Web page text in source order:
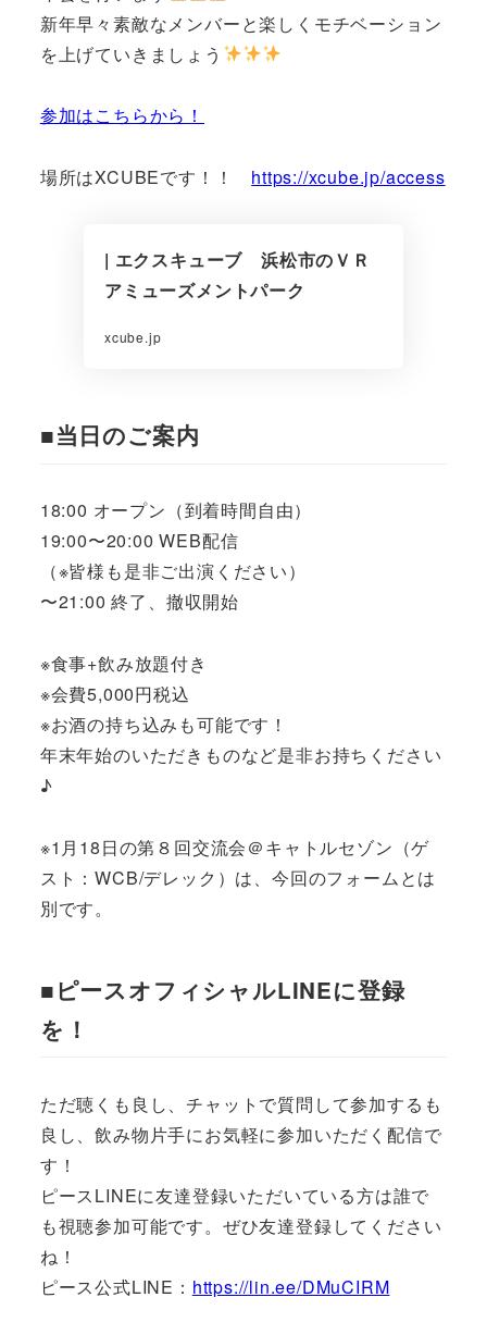
新年早々素敵なメンバーと楽しくモチベーション
を上げていきましょう
参加はこちらから！
場所はXCUBEです！！ https://xcube.jp/access
| エクスキューブ 浜松市のＶＲ
アミューズメントパーク
xcube.jp
■当日のご案内
18:00 オープン（到着時間自由）
19:00〜20:00 WEB配信
（※皆様も是非ご出演ください）
〜21:00 終了、撤収開始
※食事+飲み放題付き
※会費5,000円税込
※お酒の持ち込みも可能です！
年末年始のいただきものなど是非お持ちください
♪
※1月18日の第８回交流会＠キャトルセゾン（ゲ
スト：WCB/デレック）は、今回のフォームとは
別です。
■ピースオフィシャルLINEに登録
を！
ただ聴くも良し、チャットで質問して参加するも
良し、飲み物片手にお気軽に参加いただく配信で
す！
ピースLINEに友達登録いただいている方は誰で
も視聴参加可能です。ぜひ友達登録してください
ね！
ピース公式LINE： https://lin.ee/DMuCIRM